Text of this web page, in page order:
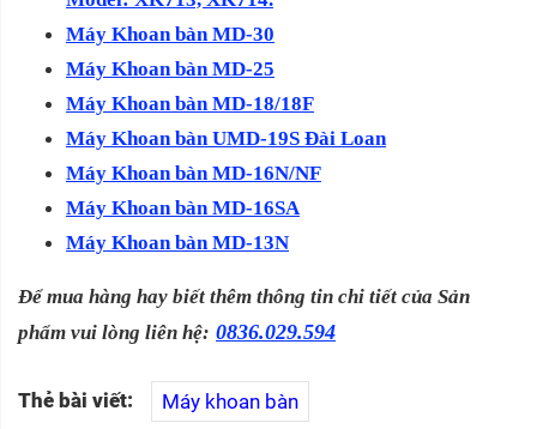
Máy Khoan bàn MD-30
Máy Khoan bàn MD-25
Máy Khoan bàn MD-18/18F
Máy Khoan bàn UMD-19S Đài Loan
Máy Khoan bàn MD-16N/NF
Máy Khoan bàn MD-16SA
Máy Khoan bàn MD-13N
Để mua hàng hay biết thêm thông tin chi tiết của Sản
phẩm vui lòng liên hệ: 0836.029.594
Thẻ bài viết: Máy khoan bàn